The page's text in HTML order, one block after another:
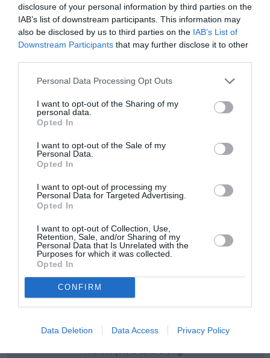
disclosure of your personal information by third parties on the
IAB’s list of downstream participants. This information may
also be disclosed by us to third parties on the IAB’s List of
Downstream Participants that may further disclose it to other
Personal Data Processing Opt Outs
I want to opt-out of the Sharing of my
personal data.
Opted In
I want to opt-out of the Sale of my
Personal Data.
Opted In
I want to opt-out of processing my
Personal Data for Targeted Advertising.
Opted In
I want to opt-out of Collection, Use,
Retention, Sale, and/or Sharing of my
Personal Data that Is Unrelated with the
Purposes for which it was collected.
Opted In
CONFIRM
Data Deletion Data Access Privacy Policy
Πληροφορίες έκδοσης:ISBN: 978-960-03-5820-9, σελ.
592, 2014, € 19,17
Ακολουθήστε το Culturenow.gr στοGoogle Newsκαι
μάθετε πρώτοι όλες τις ειδήσεις
Δείτε όλα τατελευταία νέαγια την Τέχνη και τον
Πολιτισμό στο
Νέοι Διαγωνισμοί ❯
Tags
ΕΚΔΟΣΕΙΣ ΚΑΣΤΑΝΙΩΤΗ
Newsletter
Κάθε βδομάδα στο e-mail σας τα τελευταία νέα για
την Τέχνη και τον Πολιτισμό!
Ακολουθήστε το Culturenow.gr